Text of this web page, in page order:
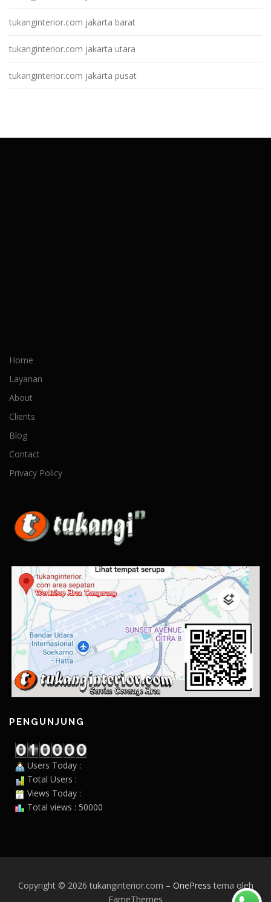
tukanginterior.com jakarta barat
tukanginterior.com jakarta utara
tukanginterior.com jakarta pusat
Home
Layanan
About
Clients
Blog
Contact
Privacy Policy
PENGUNJUNG
Users Today :
Total Users :
Views Today :
Total views : 50000
Copyright © 2026 tukanginterior.com – OnePress tema oleh
FameThemes